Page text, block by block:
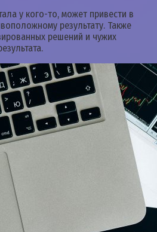
у кого-то, может привести в
результату. Также
решений и чужих